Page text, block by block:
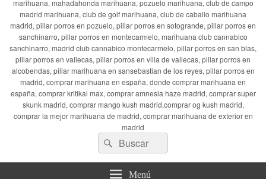
marihuana, mahadahonda marihuana, pozuelo marihuana, club de campo
madrid marihuana, club de golf marihuana, club de caballo marihuana
madrid, pillar porros en pozuelo, pillar porros en sotogrande, pillar porros en
sanchinarro, pillar porros en montecarmelo, marihuana club cannabico
sanchinarro, madrid club cannabico montecarmelo, pillar porros en san blas,
pillar porros en vallecas, pillar porros en villa de vallecas, pillar porros en
alcobendas, pillar marihuana en sansebastian de los reyes, pillar porros en
madrid, comprar marihuana en españa, donde comprar marihuana en
españa, comprar kritikal max, comprar amnesia haze madrid, comprar super
skunk madrid, comprar mango kush madrid,comprar og kush madrid,
comprar la mejor marihuana de madrid, comprar marihuana de exterior en
madrid
Buscar
por:
Buscar
Menú